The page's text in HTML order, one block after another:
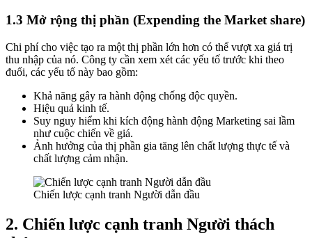
1.3 Mở rộng thị phần (Expending the Market share)
Chi phí cho việc tạo ra một thị phần lớn hơn có thể vượt xa giá trị
thu nhập của nó. Công ty cần xem xét các yếu tố trước khi theo
đuổi, các yếu tố này bao gồm:
Khả năng gây ra hành động chống độc quyền.
Hiệu quả kinh tế.
Suy nguy hiểm khi kích động hành động Marketing sai lầm
như cuộc chiến về giá.
Ảnh hưởng của thị phần gia tăng lên chất lượng thực tế và
chất lượng cảm nhận.
Chiến lược cạnh tranh Người dẫn đầu
2. Chiến lược cạnh tranh Người thách